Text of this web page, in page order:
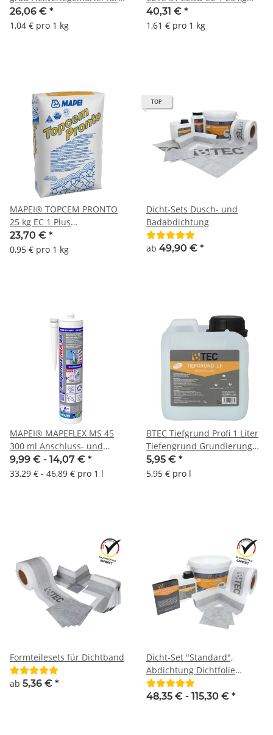
Wand und Decke im Innen-
& Außenbereich
26,06 € *
1,04 € pro 1 kg
Fliesenkleber
Fliesenverlegemörtel Flex-
40,31 € *
1,61 € pro 1 kg
MAPEI® TOPCEM PRONTO
25 kg EC 1 Plus
Schnellestrich Estrich
Verbundestrich Estrich auf
23,70 € *
0,95 € pro 1 kg
TOP
Dicht-Sets Dusch- und
Badabdichtung
ab 49,90 € *
MAPEI® MAPEFLEX MS 45
300 ml Anschluss- und
Montagekleber Hybridkleber
9,99 € - 14,07 € *
33,29 € - 46,89 € pro 1 l
BTEC Tiefgrund Profi 1 Liter
Tiefengrund Grundierung
Haftbrücke für saugenden
mineralische Untergründe
5,95 € *
5,95 € pro l
Formteilesets für Dichtband
ab 5,36 € *
Dicht-Set "Standard",
Abdichtung Dichtfolie
Dichtband
48,35 € - 115,30 € *